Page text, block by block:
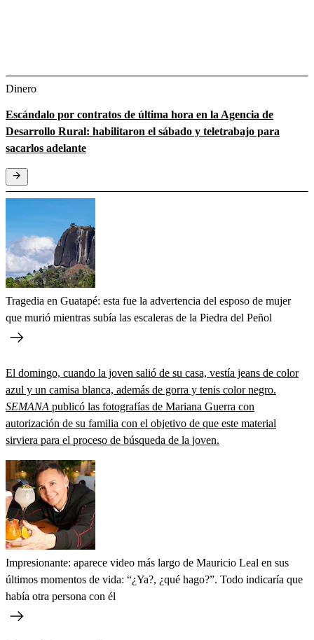
Dinero
Escándalo por contratos de última hora en la Agencia de
Desarrollo Rural: habilitaron el sábado y teletrabajo para
sacarlos adelante
Tragedia en Guatapé: esta fue la advertencia del esposo de mujer
que murió mientras subía las escaleras de la Piedra del Peñol
El domingo, cuando la joven salió de su casa, vestía jeans de color
azul y un camisa blanca, además de gorra y tenis color negro.
SEMANA publicó las fotografías de Mariana Guerra con
autorización de su familia con el objetivo de que este material
sirviera para el proceso de búsqueda de la joven.
Impresionante: aparece video más largo de Mauricio Leal en sus
últimos momentos de vida: “¿Ya?, ¿qué hago?”. Todo indicaría que
había otra persona con él